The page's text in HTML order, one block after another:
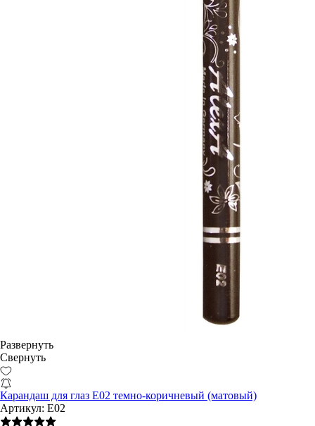
Развернуть
Свернуть
Карандаш для глаз E02 темно-коричневый (матовый)
Артикул: E02